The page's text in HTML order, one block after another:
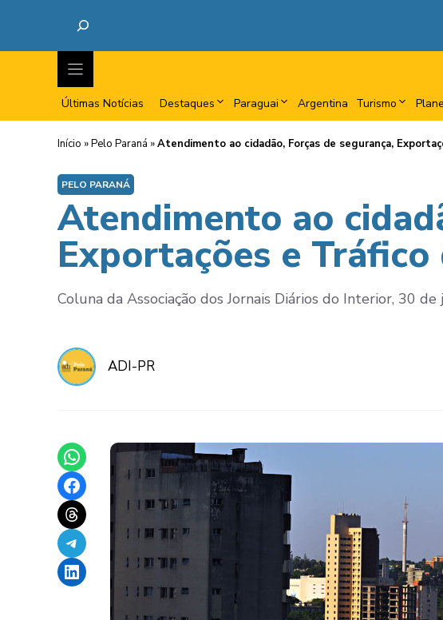
Últimas Notícias Destaques Paraguai Argentina Turismo
Início »Pelo Paraná »Atendimento ao cidadão, Forças de segurança,
PELO PARANÁ
Atendimento ao
Exportações e Tráfico
Coluna da Associação dos Jornais Diários do Interior, 30
ADI-PR
Share on WhatsApp
Share on Facebook
Share on Threads
Share on Telegram
Share on LinkedIn